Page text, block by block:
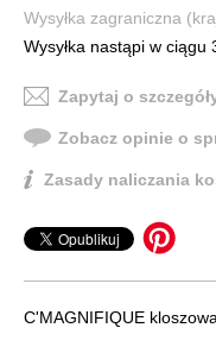
Wysyłka zagraniczna
Wysyłka nastąpi w ciągu
Zapytaj o
Zobacz opinie o
Zasady naliczania
C'MAGNIFIQUE